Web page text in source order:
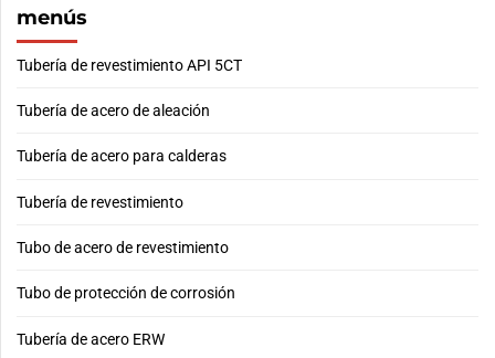
menús
Tubería de revestimiento API 5CT
Tubería de acero de aleación
Tubería de acero para calderas
Tubería de revestimiento
Tubo de acero de revestimiento
Tubo de protección de corrosión
Tubería de acero ERW